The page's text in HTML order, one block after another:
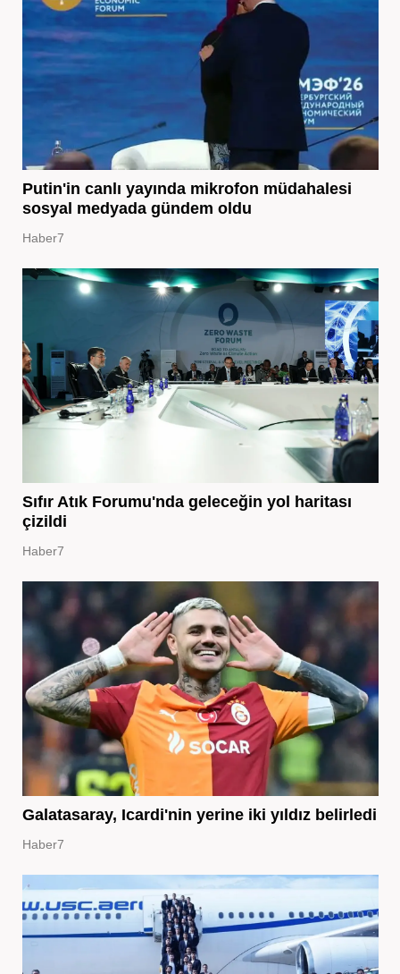
Putin'in canlı yayında mikrofon müdahalesi
sosyal medyada gündem oldu
Haber7
Sıfır Atık Forumu'nda geleceğin yol haritası
çizildi
Haber7
Galatasaray, Icardi'nin yerine iki yıldız belirledi
Haber7